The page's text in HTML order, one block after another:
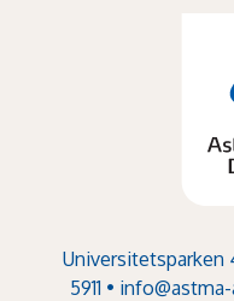
Universitetsparken
5911 •